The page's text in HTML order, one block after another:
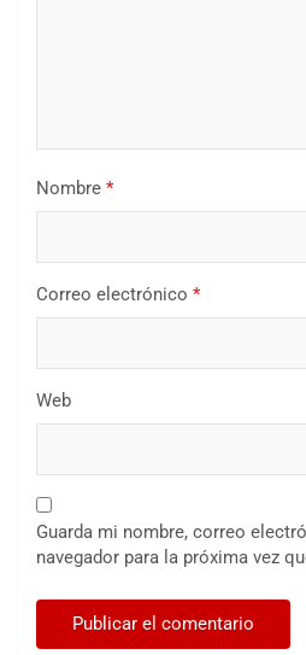
Nombre *
Correo electrónico *
Web
Guarda mi nombre, correo
navegador para la próxima vez